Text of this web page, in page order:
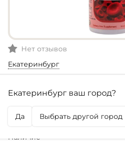
Нет отзывов
Екатеринбург
Екатеринбург ваш город?
Да Выбрать другой город
0₽
Наличие